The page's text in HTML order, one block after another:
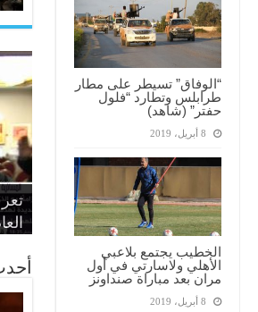
“الوفاق” تسيطر على مطار
طرابلس وتطارد “فلول
حفتر” (شاهد)
8 أبريل، 2019
الخطيب يجتمع بلاعبي
الأهلي ولاسارتي في أول
مران بعد مباراة صنداونز
8 أبريل، 2019